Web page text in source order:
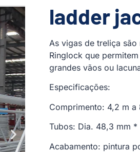
ladder
As vigas de treliça
Ringlock que
grandes vãos ou
Especificações:
Comprimento: 4,2 m
Tubos: Dia. 48,3 mm *
Acabamento: pintura